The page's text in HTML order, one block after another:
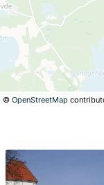
©OpenStreetMap